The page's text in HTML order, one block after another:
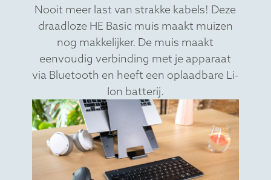
Nooit meer last van strakke kabels! Deze
draadloze HE Basic muis maakt muizen
nog makkelijker. De muis maakt
eenvoudig verbinding met je apparaat
via Bluetooth en heeft een oplaadbare Li-
Ion batterij.